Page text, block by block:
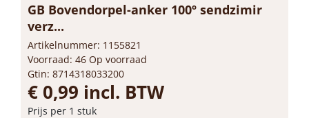
GB Bovendorpel-anker 100º sendzimir
verz...
Artikelnummer: 1155821
Voorraad: 46 Op voorraad
Gtin: 8714318033200
€ 0,99 incl. BTW
Prijs per 1 stuk